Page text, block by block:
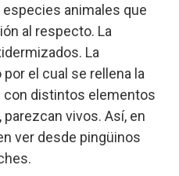
animales que
al respecto. La
La
el cual se rellena la
con distintos elementos
vivos. Así, en
ver desde pingüinos